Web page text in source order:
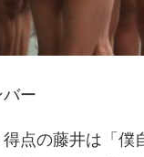
ー
点の藤井は「